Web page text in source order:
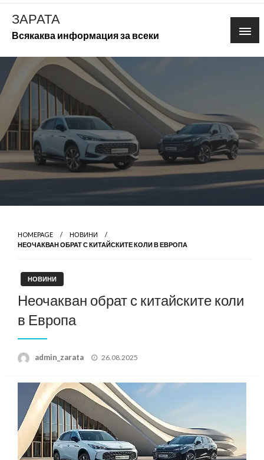
Skip
content
ЗАРАТА
Всякаква информация за всеки
HOMEPAGE
НОВИНИ
НЕОЧАКВАН ОБРАТ С КИТАЙСКИТЕ КОЛИ В ЕВРОПА
НОВИНИ
Неочакван обрат с китайските коли
в Европа
admin_zarata
Posted
26.08.2025